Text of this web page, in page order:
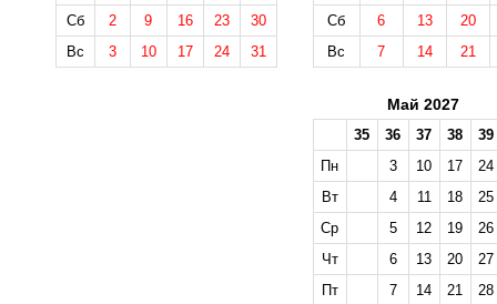
Сб
2 9 16 23
30
Вс
3 10 17 24 31
Сб
6 13
20
Вс
7 14 21
Май 2027
35 36 37 38
39
Пн
3 10 17
24
Вт
4 11 18
25
Ср
5 12 19
26
Чт
6 13 20
27
Пт
7 14 21
28